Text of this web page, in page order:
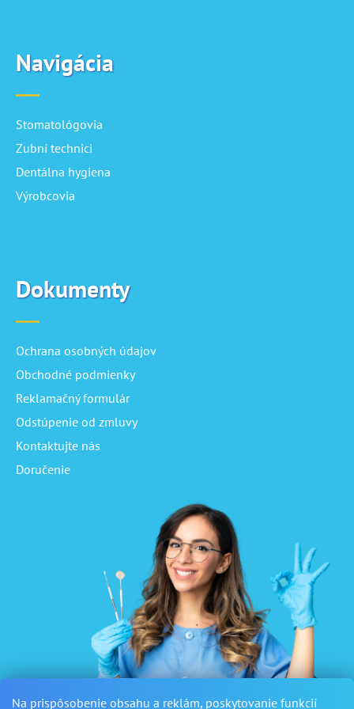
Na prispôsobenie obsahu a reklám, poskytovanie funkcií
Navigácia
Stomatológovia
Zubní technici
Dentálna hygiena
Výrobcovia
Dokumenty
Ochrana osobných údajov
Obchodné podmienky
Reklamačný formulár
Odstúpenie od zmluvy
Kontaktujte nás
Doručenie